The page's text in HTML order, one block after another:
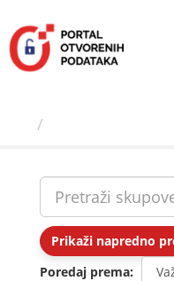
sadržaj
Prikaži napredno
Poredaj prema